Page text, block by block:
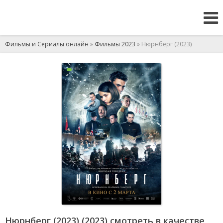
Фильмы и Сериалы онлайн » Фильмы 2023 » Нюрнберг (2023)